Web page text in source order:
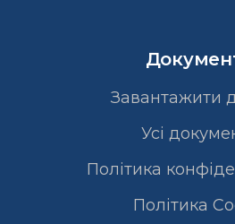
Завантажити
Усі
Політика
Полiтика